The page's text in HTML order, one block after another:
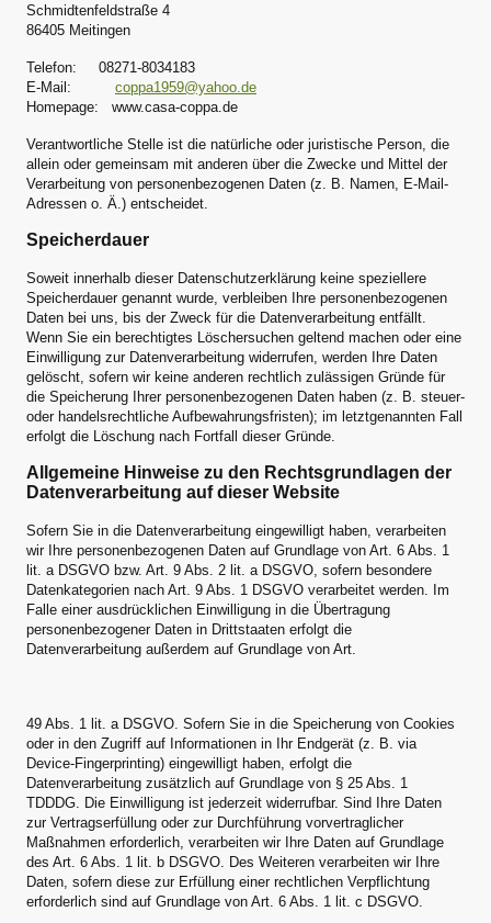
Schmidtenfeldstraße 4
86405 Meitingen
Telefon: 08271-8034183
E-Mail: coppa1959@yahoo.de
Homepage: www.casa-coppa.de
Verantwortliche Stelle ist die natürliche oder juristische Person, die
allein oder gemeinsam mit anderen über die Zwecke und Mittel der
Verarbeitung von personenbezogenen Daten (z. B. Namen, E-Mail-
Adressen o. Ä.) entscheidet.
Speicherdauer
Soweit innerhalb dieser Datenschutzerklärung keine speziellere
Speicherdauer genannt wurde, verbleiben Ihre personenbezogenen
Daten bei uns, bis der Zweck für die Datenverarbeitung entfällt.
Wenn Sie ein berechtigtes Löschersuchen geltend machen oder eine
Einwilligung zur Datenverarbeitung widerrufen, werden Ihre Daten
gelöscht, sofern wir keine anderen rechtlich zulässigen Gründe für
die Speicherung Ihrer personenbezogenen Daten haben (z. B. steuer-
oder handelsrechtliche Aufbewahrungsfristen); im letztgenannten Fall
erfolgt die Löschung nach Fortfall dieser Gründe.
Allgemeine Hinweise zu den Rechtsgrundlagen der
Datenverarbeitung auf dieser Website
Sofern Sie in die Datenverarbeitung eingewilligt haben, verarbeiten
wir Ihre personenbezogenen Daten auf Grundlage von Art. 6 Abs. 1
lit. a DSGVO bzw. Art. 9 Abs. 2 lit. a DSGVO, sofern besondere
Datenkategorien nach Art. 9 Abs. 1 DSGVO verarbeitet werden. Im
Falle einer ausdrücklichen Einwilligung in die Übertragung
personenbezogener Daten in Drittstaaten erfolgt die
Datenverarbeitung außerdem auf Grundlage von Art.
49 Abs. 1 lit. a DSGVO. Sofern Sie in die Speicherung von Cookies
oder in den Zugriff auf Informationen in Ihr Endgerät (z. B. via
Device-Fingerprinting) eingewilligt haben, erfolgt die
Datenverarbeitung zusätzlich auf Grundlage von § 25 Abs. 1
TDDDG. Die Einwilligung ist jederzeit widerrufbar. Sind Ihre Daten
zur Vertragserfüllung oder zur Durchführung vorvertraglicher
Maßnahmen erforderlich, verarbeiten wir Ihre Daten auf Grundlage
des Art. 6 Abs. 1 lit. b DSGVO. Des Weiteren verarbeiten wir Ihre
Daten, sofern diese zur Erfüllung einer rechtlichen Verpflichtung
erforderlich sind auf Grundlage von Art. 6 Abs. 1 lit. c DSGVO.